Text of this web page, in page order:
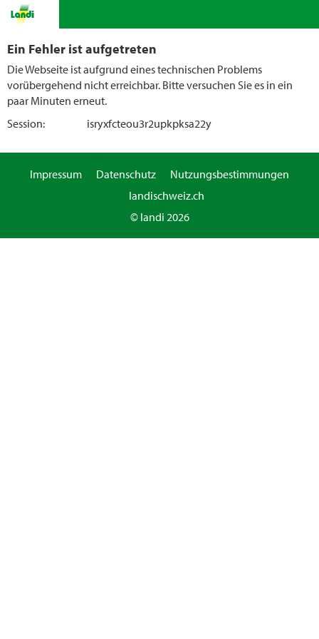
Ein Fehler ist aufgetreten
Die Webseite ist aufgrund eines technischen Problems
vorübergehend nicht erreichbar. Bitte versuchen Sie es in ein
paar Minuten erneut.
Session:
isryxfcteou3r2upkpksa22y
Impressum Datenschutz
Nutzungsbestimmungen
landischweiz.ch
© landi 2026